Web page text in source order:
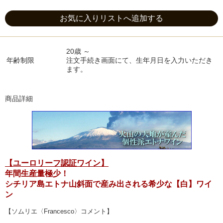
お気に入りリストへ追加する
年齢制限
20歳 ～
注文手続き画面にて、生年月日を入力いただき
ます。
商品詳細
【ユーロリーフ認証ワイン】
年間生産量極少！
シチリア島エトナ山斜面で産み出される希少な【白】ワイ
ン
【ソムリエ〈Francesco〉コメント】